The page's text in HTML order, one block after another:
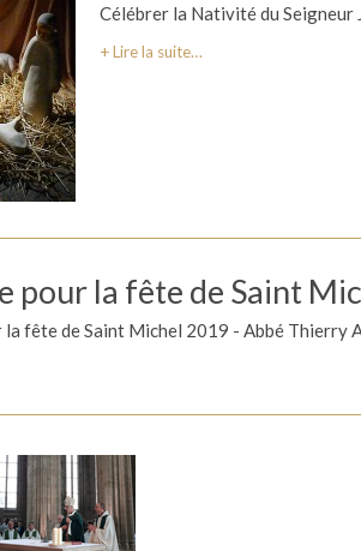
Célébrer la Nativité du Seigneur
Lire la suite…
pour la fête de Saint
la fête de Saint Michel 2019 - Abbé Thierry